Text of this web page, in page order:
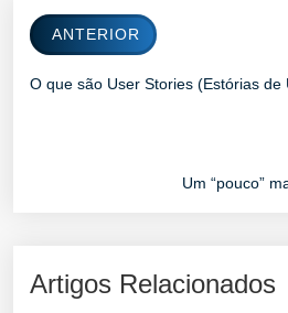
ANTERIOR
O que são User Stories (Estórias de
Um “pouco”
Artigos Relacionados